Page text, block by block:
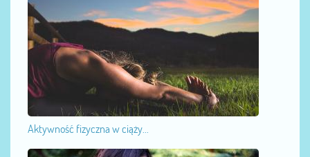
Aktywność fizyczna w ciąży...